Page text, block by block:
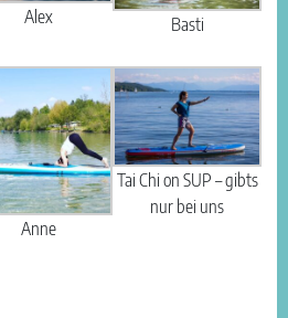
Alex Basti
Anne
Tai Chi on SUP – gibts
nur bei uns